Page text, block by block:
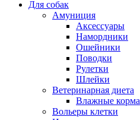
Для собак
Амуниция
Аксессуары
Намордники
Ошейники
Поводки
Рулетки
Шлейки
Ветеринарная диета
Влажные корма
Вольеры клетки